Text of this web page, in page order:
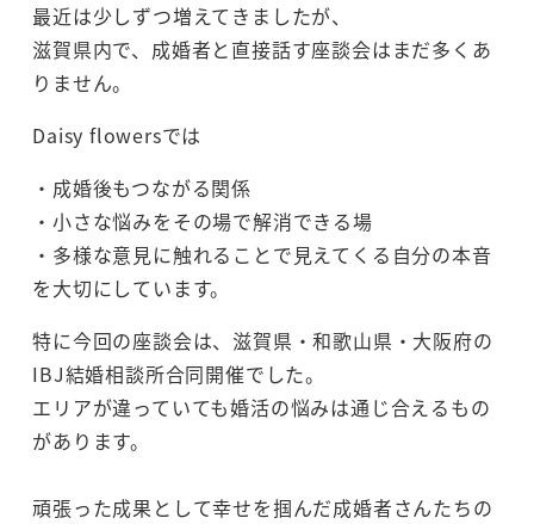
最近は少しずつ増えてきましたが、
滋賀県内で、成婚者と直接話す座談会はまだ多くあ
りません。
Daisy flowersでは
・成婚後もつながる関係
・小さな悩みをその場で解消できる場
・多様な意見に触れることで見えてくる自分の本音
を大切にしています。
特に今回の座談会は、滋賀県・和歌山県・大阪府の
IBJ結婚相談所合同開催でした。
エリアが違っていても婚活の悩みは通じ合えるもの
があります。
頑張った成果として幸せを掴んだ成婚者さんたちの